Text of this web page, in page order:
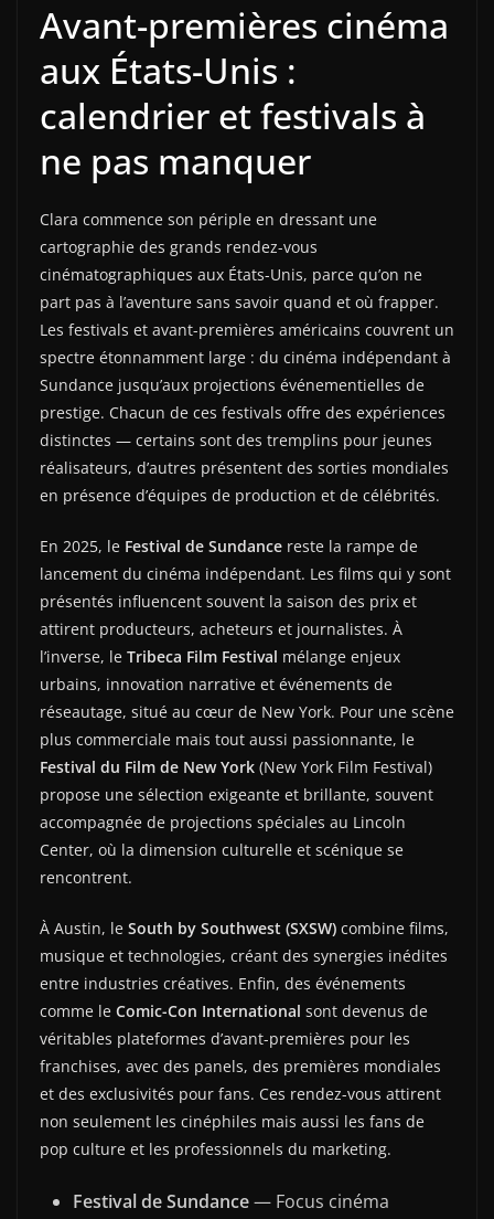
Avant-premières cinéma
aux États-Unis :
calendrier et festivals à
ne pas manquer
Clara commence son périple en dressant une
cartographie des grands rendez-vous
cinématographiques aux États-Unis, parce qu’on ne
part pas à l’aventure sans savoir quand et où frapper.
Les festivals et avant-premières américains couvrent un
spectre étonnamment large : du cinéma indépendant à
Sundance jusqu’aux projections événementielles de
prestige. Chacun de ces festivals offre des expériences
distinctes — certains sont des tremplins pour jeunes
réalisateurs, d’autres présentent des sorties mondiales
en présence d’équipes de production et de célébrités.
En 2025, le Festival de Sundance reste la rampe de
lancement du cinéma indépendant. Les films qui y sont
présentés influencent souvent la saison des prix et
attirent producteurs, acheteurs et journalistes. À
l’inverse, le Tribeca Film Festival mélange enjeux
urbains, innovation narrative et événements de
réseautage, situé au cœur de New York. Pour une scène
plus commerciale mais tout aussi passionnante, le
Festival du Film de New York (New York Film Festival)
propose une sélection exigeante et brillante, souvent
accompagnée de projections spéciales au Lincoln
Center, où la dimension culturelle et scénique se
rencontrent.
À Austin, le South by Southwest (SXSW) combine films,
musique et technologies, créant des synergies inédites
entre industries créatives. Enfin, des événements
comme le Comic-Con International sont devenus de
véritables plateformes d’avant-premières pour les
franchises, avec des panels, des premières mondiales
et des exclusivités pour fans. Ces rendez-vous attirent
non seulement les cinéphiles mais aussi les fans de
pop culture et les professionnels du marketing.
Festival de Sundance— Focus cinéma